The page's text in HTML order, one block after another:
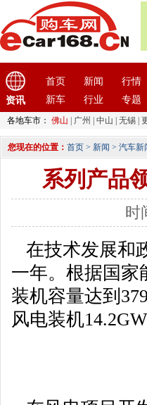
资讯
首页 新闻 行情
新车
行业 专题
各地车市： 佛山 广州 中山 无锡
您现在的位置： 首页 > 新闻 > 汽车新
系列产品
时
在技术发展和
一年。根据国家
装机容量达到
风电装机